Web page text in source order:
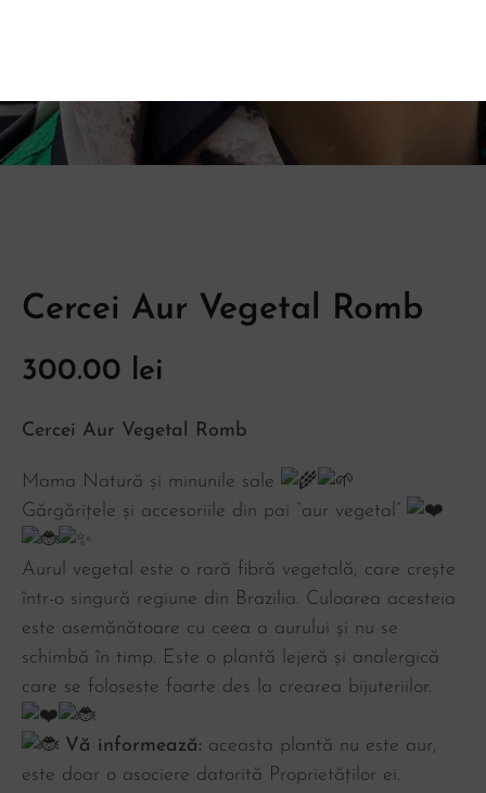
Cercei Aur Vegetal Romb
300.00 lei
Cercei Aur Vegetal Romb
Mama Natură și minunile sale
Gărgărițele și accesoriile din pai “aur vegetal”
Aurul vegetal este o rară fibră vegetală, care crește
într-o singură regiune din Brazilia. Culoarea acesteia
este asemănătoare cu ceea a aurului și nu se
schimbă în timp. Este o plantă lejeră și analergică
care se foloseste foarte des la crearea bijuteriilor.
Vă informează: aceasta plantă nu este aur,
este doar o asociere datorită Proprietăților ei.